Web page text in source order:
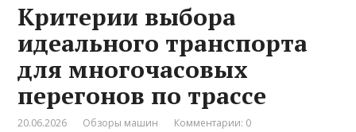
Критерии выбора
идеального транспорта
для многочасовых
перегонов по трассе
20.06.2026 Обзоры машин Комментарии: 0